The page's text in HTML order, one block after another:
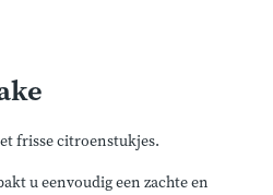
frisse citroenstukjes.
u eenvoudig een zachte en